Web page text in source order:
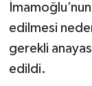
edilmesi
gerekli
edildi.